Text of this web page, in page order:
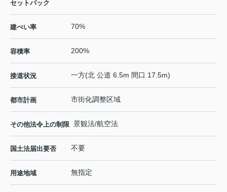
セットバック
建ぺい率 70%
容積率 200%
接道状況 一方(北 公道 6.5m 間口 17.5m)
都市計画 市街化調整区域
その他法令上の制限 景観法/航空法
国土法届出要否 不要
用途地域 無指定